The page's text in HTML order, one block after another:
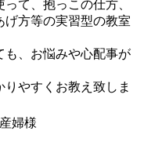
て、抱っこの仕方、
げ方等の実習型の教室
も、お悩みや心配事が
やすくお教え致しま
婦様